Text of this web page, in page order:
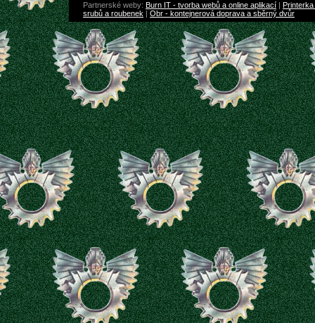
Partnerské weby: Burn IT - tvorba webů a online aplikací |
srubů a roubenek | Obr - kontejnerová doprava a sběrný dvůr